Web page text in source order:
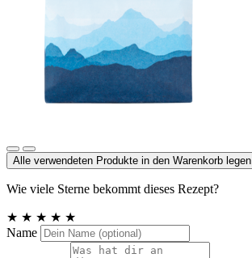
Alle verwendeten Produkte in den Warenkorb legen
Wie viele Sterne bekommt dieses Rezept?
★ ★ ★ ★ ★
Name